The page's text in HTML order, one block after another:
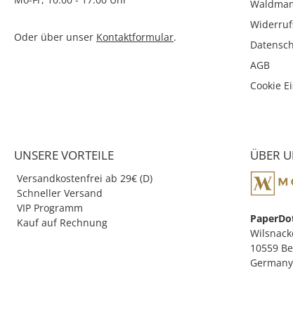
Mine: sortiert - Ausführung der Schaftform:
ergonomische Dreikantform - Farbe des Schaftes:
sortiert - Material des Schaftes: Holz - Größe Stift (Ø
L) - Länge: 130 mm - 6er Set mit Spitzer
Oder über unser Kontaktformular.
AGB
Cookie
UNSERE VORTEILE
Versandkostenfrei ab 29€ (D)
Schneller Versand
VIP Programm
Kauf auf Rechnung
ÜBER
10559
Germany